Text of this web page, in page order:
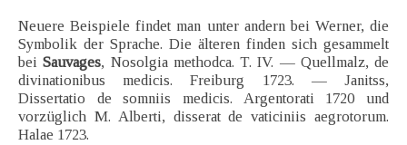
Neuere Beispiele findet man unter andern bei Werner, die
Symbolik der Sprache. Die älteren finden sich gesammelt
beiSauvages, Nosolgia methodca. T. IV. — Quellmalz, de
divinationibus medicis. Freiburg 1723. — Janitss,
Dissertatio de somniis medicis. Argentorati 1720 und
vorzüglich M. Alberti, disserat de vaticiniis aegrotorum.
Halae 1723.